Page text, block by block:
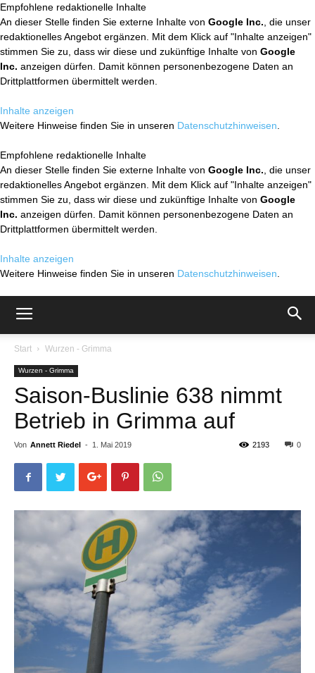
Empfohlene redaktionelle Inhalte
An dieser Stelle finden Sie externe Inhalte von Google Inc. , die unser
redaktionelles Angebot ergänzen. Mit dem Klick auf "Inhalte anzeigen"
stimmen Sie zu, dass wir diese und zukünftige Inhalte von Google
Inc. anzeigen dürfen. Damit können personenbezogene Daten an
Drittplattformen übermittelt werden.
Inhalte anzeigen
Weitere Hinweise finden Sie in unseren Datenschutzhinweisen
Empfohlene redaktionelle Inhalte
An dieser Stelle finden Sie externe Inhalte von Google Inc. , die unser
redaktionelles Angebot ergänzen. Mit dem Klick auf "Inhalte anzeigen"
stimmen Sie zu, dass wir diese und zukünftige Inhalte von Google
Inc. anzeigen dürfen. Damit können personenbezogene Daten an
Drittplattformen übermittelt werden.
Inhalte anzeigen
Weitere Hinweise finden Sie in unseren Datenschutzhinweisen
Start Wurzen - Grimma
Wurzen - Grimma
Saison-Buslinie 638 nimmt
Betrieb in Grimma auf
Von Annett Riedel - 1. Mai 2019 0
2193